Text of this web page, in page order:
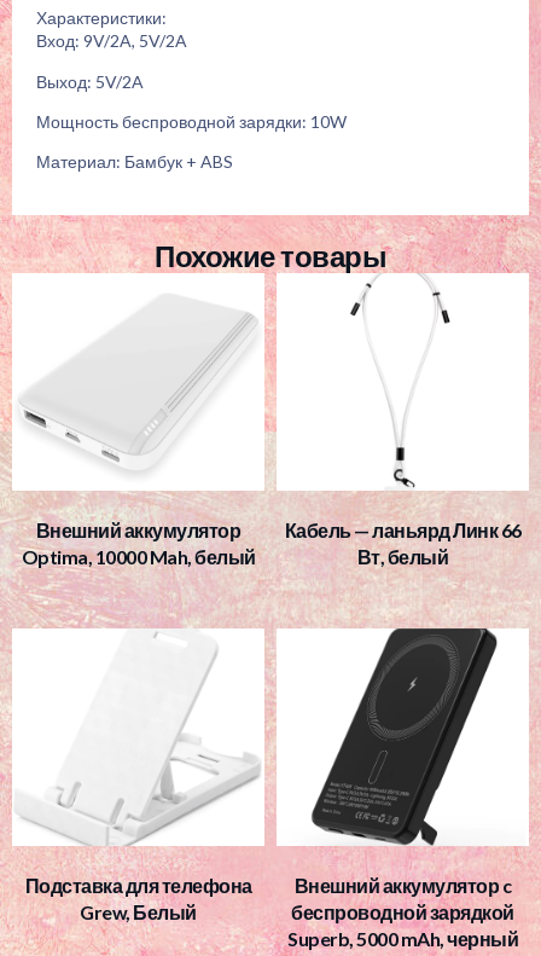
Характеристики:
Вход: 9V/2A, 5V/2A
Выход: 5V/2A
Мощность беспроводной зарядки: 10W
Материал: Бамбук + ABS
Похожие товары
Внешний аккумулятор
Optima, 10000 Mah, белый
Кабель — ланьярд Линк 66
Вт, белый
Подставка для телефона
Grew, Белый
Внешний аккумулятор c
беспроводной зарядкой
Superb, 5000 mAh, черный